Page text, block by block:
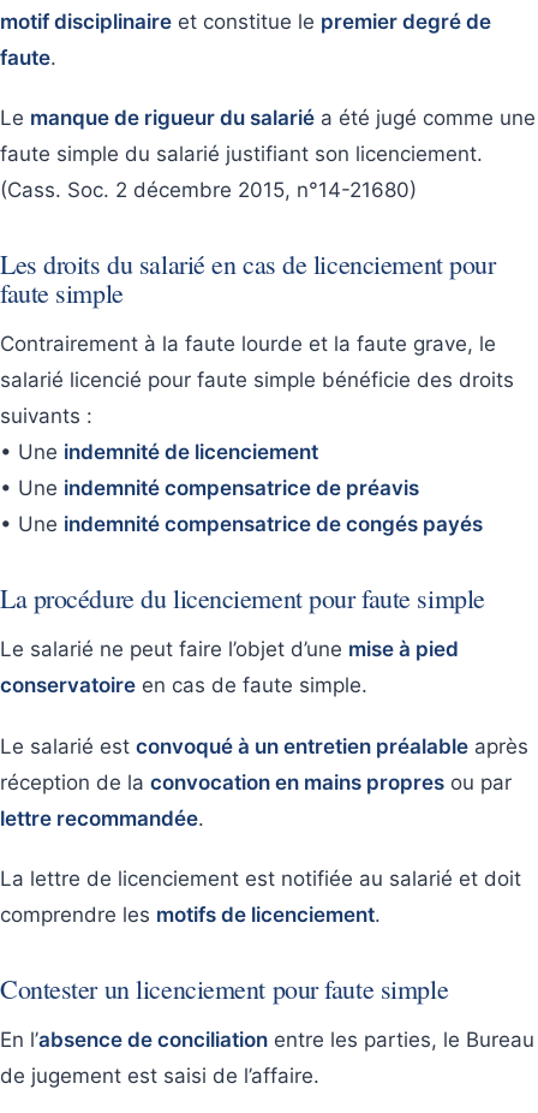
motif disciplinaire et constitue le premier degré de
faute.
Le manque de rigueur du salarié a été jugé comme une
faute simple du salarié justifiant son licenciement.
(Cass. Soc. 2 décembre 2015, n°14-21680)
Les droits du salarié en cas de licenciement pour
faute simple
Contrairement à la faute lourde et la faute grave, le
salarié licencié pour faute simple bénéficie des droits
suivants :
• Une indemnité de licenciement
• Une indemnité compensatrice de préavis
• Une indemnité compensatrice de congés payés
La procédure du licenciement pour faute simple
Le salarié ne peut faire l’objet d’une mise à pied
conservatoire en cas de faute simple.
Le salarié est convoqué à un entretien préalable après
réception de la convocation en mains propres ou par
lettre recommandée.
La lettre de licenciement est notifiée au salarié et doit
comprendre les motifs de licenciement.
Contester un licenciement pour faute simple
En l’absence de conciliation entre les parties, le Bureau
de jugement est saisi de l’affaire.